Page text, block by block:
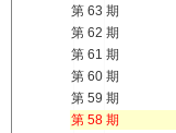
第 63 期
第 62 期
第 61 期
第 60 期
第 59 期
第 58 期